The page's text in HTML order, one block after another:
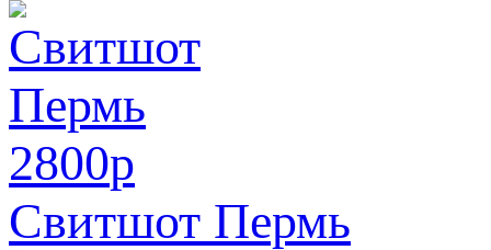
2800p
Свитшот Пермь